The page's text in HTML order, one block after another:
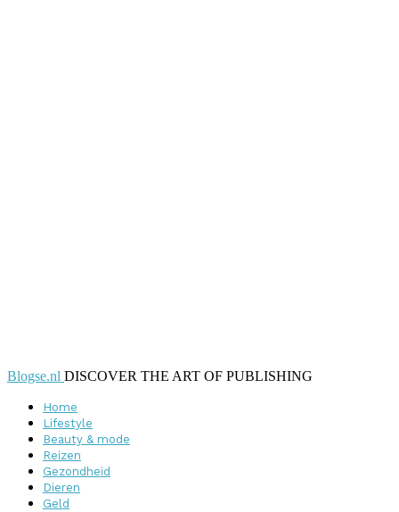
Blogse.nl DISCOVER THE ART OF PUBLISHING
Home
Lifestyle
Beauty & mode
Reizen
Gezondheid
Dieren
Geld